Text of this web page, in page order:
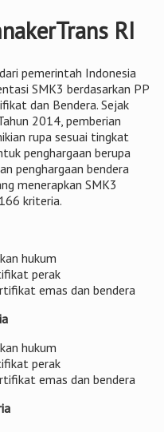
RI
pemerintah Indonesia
SMK3 berdasarkan PP
dan Bendera. Sejak
2014, pemberian
rupa sesuai tingkat
penghargaan berupa
penghargaan bendera
menerapkan SMK3
kriteria.
hukum
perak
emas dan bendera
hukum
perak
emas dan bendera